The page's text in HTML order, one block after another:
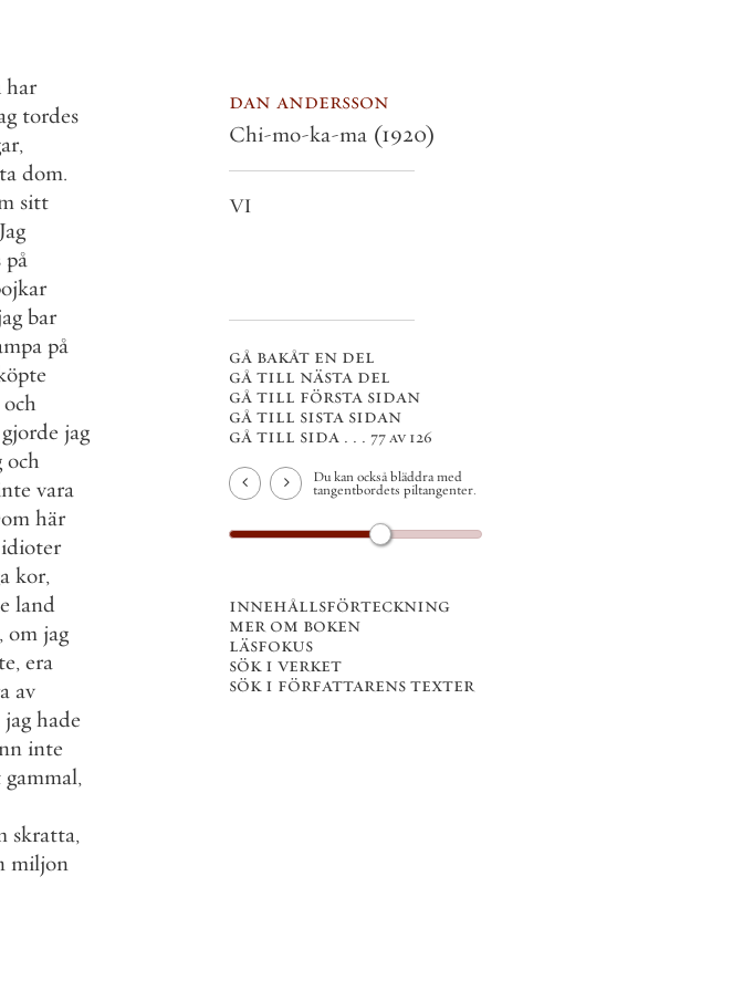
har
tordes
,
ta dom.
sitt
Jag
på
bar
på
och
gjorde jag
och
vara
här
idioter
kor,
land
, om jag
, era
av
jag hade
inte
gammal,
skratta,
miljon
dan andersson
Chi-mo-ka-ma (1920)
VI
gå bakåt en del
gå till nästa del
gå till första sidan
gå till sista sidan
gå till sida . . . 77 av 126
Du kan också bläddra med
tangentbordets piltangenter.
innehållsförteckning
mer om boken
läsfokus
sök i verket
sök i författarens texter